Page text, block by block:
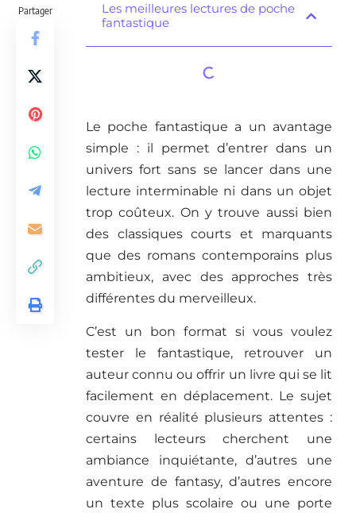
Partager
Les meilleures lectures de poche
fantastique
Le poche fantastique a un avantage
simple : il permet d’entrer dans un
univers fort sans se lancer dans une
lecture interminable ni dans un objet
trop coûteux. On y trouve aussi bien
des classiques courts et marquants
que des romans contemporains plus
ambitieux, avec des approches très
différentes du merveilleux.
C’est un bon format si vous voulez
tester le fantastique, retrouver un
auteur connu ou offrir un livre qui se lit
facilement en déplacement. Le sujet
couvre en réalité plusieurs attentes :
certains lecteurs cherchent une
ambiance inquiétante, d’autres une
aventure de fantasy, d’autres encore
un texte plus scolaire ou une porte